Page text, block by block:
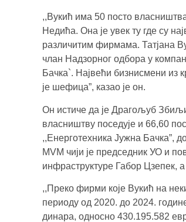
,,Вукић има 50 посто
Недића. Она је увек ту где су
различитим фирмама. Татјана
члан Надзорног одбора у
Бачка`. Највећи бизнисмени из
је шефица”, казао је он.
Он истиче да је Драгољуб
власништву поседује и 66,60
,,Енерготехника Јужна Бачка”,
MVM чији је председник УО и
инфраструктуре Габор Цзепек,
,,Преко фирми које Вукић на
периоду од 2020. до 2024.
динара, односно 430.195.582